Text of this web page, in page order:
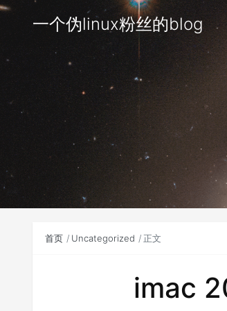
一个伪linux粉丝的blog
首页 Uncategorized 正文
imac